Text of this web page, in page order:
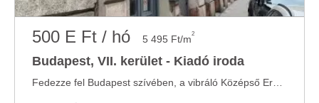
500 E Ft / hó 5 495 Ft/m2
Budapest, VII. kerület - Kiadó iroda